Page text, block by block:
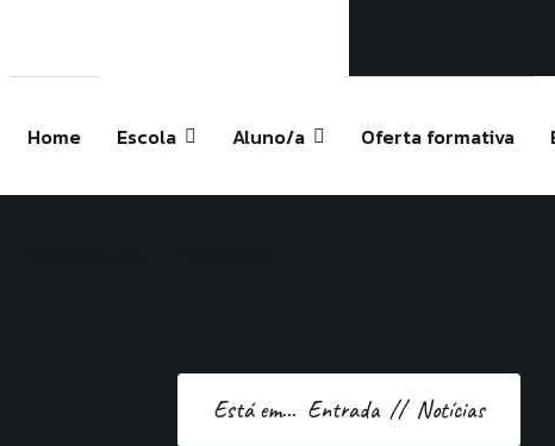
Home Escola Aluno/a Oferta formativa
Está em... Entrada Notícias